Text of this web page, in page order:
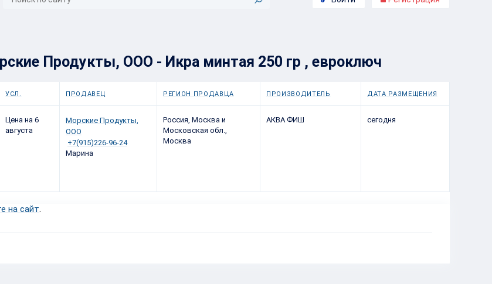
Продукты, ООО - Икра минтая 250 гр , евроключ
УСЛ. ПРОДАВЕЦ РЕГИОН ПРОДАВЦА ПРОИЗВОДИТЕЛЬ ДАТА РАЗМЕЩЕНИЯ
Цена на 6
августа
Морские Продукты,
ООО
+7(915)226-96-24
Марина
Россия, Москва и
Московская обл.,
Москва
АКВА ФИШ сегодня
на сайт.